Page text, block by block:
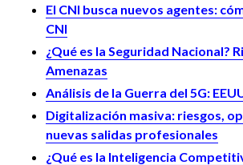
El CNI busca nuevos agentes:
CNI
¿Qué es la Seguridad Nacional?
Amenazas
Análisis de la Guerra del 5G:
Digitalización masiva: riesgos,
nuevas salidas profesionales
¿Qué es la Inteligencia